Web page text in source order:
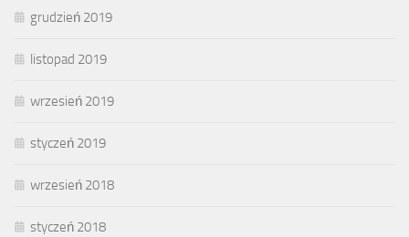
grudzień 2019
listopad 2019
wrzesień 2019
styczeń 2019
wrzesień 2018
styczeń 2018